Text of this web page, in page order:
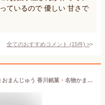
ているので 優しい 甘さで
全てのおすすめコメント (15件) >
名物かまど 30個入り 香川の名物 おまんじゅう 香川銘菓・名物かまど パイ菓子 香川の名物 人気 おみやげ お盆 お供え 旅行 みやげ 香川 お土産 菓子 ギフト 空港売店 駅売店 【名物かまど30個入】